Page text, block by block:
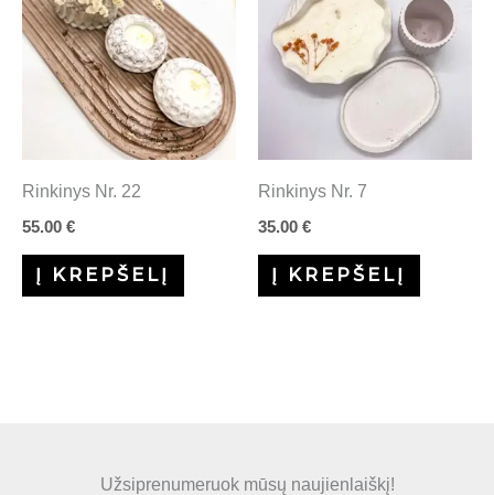
Rinkinys Nr. 22
55.00 €
Į KREPŠELĮ
Rinkinys Nr. 7
35.00 €
Į KREPŠELĮ
Užsiprenumeruok mūsų naujienlaiškį!